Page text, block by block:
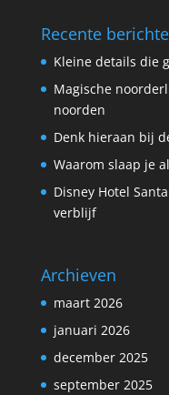
Recente
Kleine details die
Magische
noorden
Denk hieraan bij
Waarom slaap je
Disney Hotel
verblijf
Archieven
maart 2026
januari 2026
december 2025
september 2025